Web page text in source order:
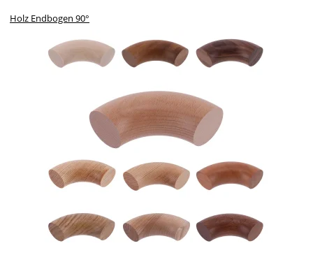
Holz Endbogen 90°